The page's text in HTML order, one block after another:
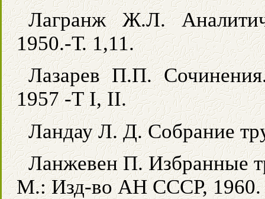
Лагранж Ж.Л.
1950.-Т. 1,11.
Лазарев П.П.
1957 -Т I, II.
Ландау Л. Д. Собрание
Ланжевен П. Избранные
М.: Изд-во АН СССР, 1960.